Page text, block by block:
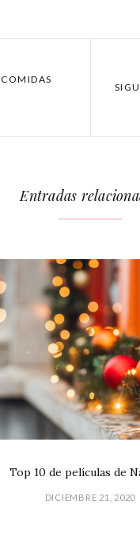
Entradas
Top 10 de películas de
DICIEMBRE 21, 2020